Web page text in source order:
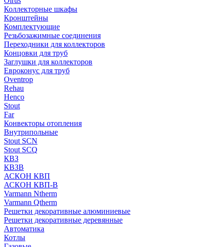
Коллекторные шкафы
Кронштейны
Комплектующие
Резьбозажимные соединения
Переходники для коллекторов
Концовки для труб
Заглушки для коллекторов
Евроконус для труб
Oventrop
Rehau
Henco
Stout
Far
Конвекторы отопления
Внутрипольные
Stout SCN
Stout SCQ
КВЗ
КВЗВ
АСКОН КВП
АСКОН КВП-В
Varmann Ntherm
Varmann Qtherm
Решетки декоративные алюминиевые
Решетки декоративные деревянные
Автоматика
Котлы